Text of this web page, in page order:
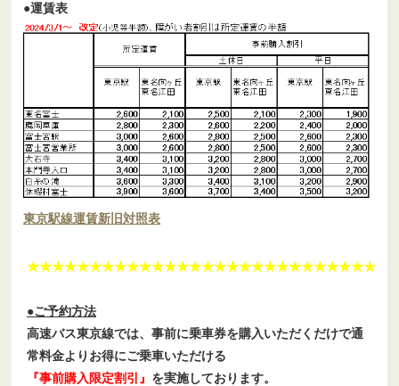
●運賃表
東京駅線運賃新旧対照表
★★★★★★★★★★★★★★★★★★★★★★★★★★★★
●ご予約方法
高速バス東京線では、事前に乗車券を購入いただくだけで通
常料金よりお得にご乗車いただける
『事前購入限定割引』 を実施しております。